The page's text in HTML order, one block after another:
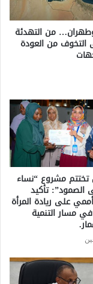
من التهدئة
التخوف من العودة
تختتم مشروع “نساء
الصمود”: تأكيد
على ريادة المرأة
مسار التنمية